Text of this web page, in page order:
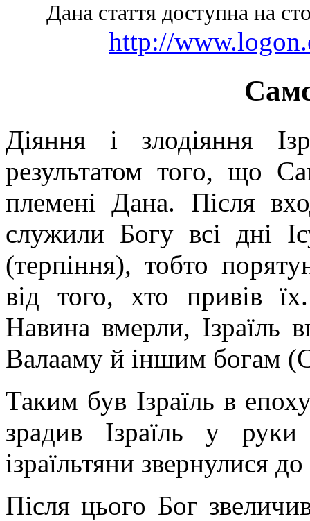
Дана стаття доступна на
http://
Діяння і злодіяння
результатом того, що
племені Дана. Після
служили Богу всі дні
(терпіння), тобто
від того, хто привів
Навина вмерли, Ізраїль
Валааму й іншим богам
Таким був Ізраїль в
зрадив Ізраїль у руки
ізраїльтяни звернулися
Після цього Бог